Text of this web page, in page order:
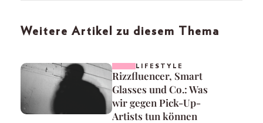
Weitere Artikel zu diesem Thema
LIFESTYLE
Rizzfluencer, Smart
Glasses und Co.: Was
wir gegen Pick-Up-
Artists tun können